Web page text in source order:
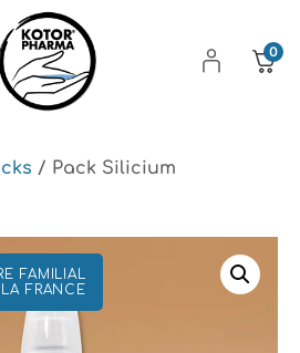
0
/ Pack Silicium
FAMILIAL
FRANCE